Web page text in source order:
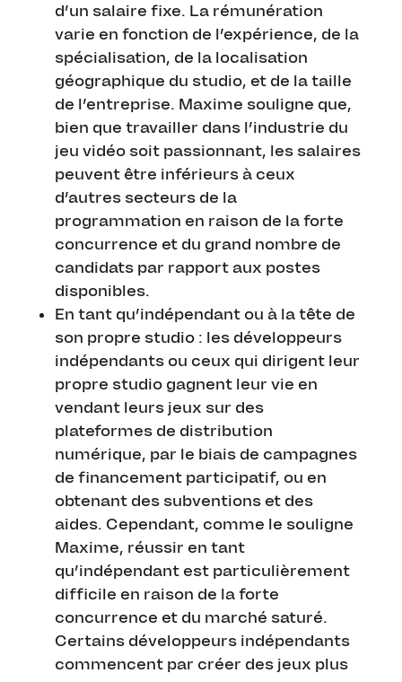
d’un salaire fixe. La rémunération
varie en fonction de l’expérience, de la
spécialisation, de la localisation
géographique du studio, et de la taille
de l’entreprise. Maxime souligne que,
bien que travailler dans l’industrie du
jeu vidéo soit passionnant, les salaires
peuvent être inférieurs à ceux
d’autres secteurs de la
programmation en raison de la forte
concurrence et du grand nombre de
candidats par rapport aux postes
disponibles.
En tant qu’indépendant ou à la tête de
son propre studio : les développeurs
indépendants ou ceux qui dirigent leur
propre studio gagnent leur vie en
vendant leurs jeux sur des
plateformes de distribution
numérique, par le biais de campagnes
de financement participatif, ou en
obtenant des subventions et des
aides. Cependant, comme le souligne
Maxime, réussir en tant
qu’indépendant est particulièrement
difficile en raison de la forte
concurrence et du marché saturé.
Certains développeurs indépendants
commencent par créer des jeux plus